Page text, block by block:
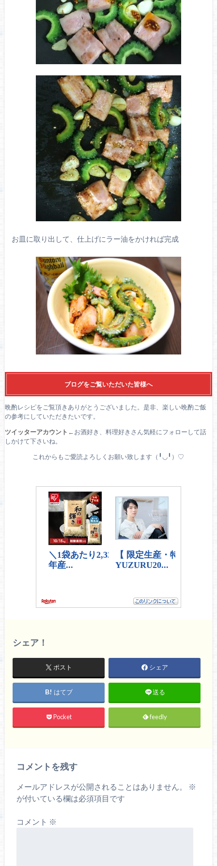
お皿に取り出して、仕上げにラー油をかければ完成
ブログをご覧いただいた皆様へ
晩酌レシピをご覧頂きありがとうございました。是非、楽しい晩酌ご飯
の参考にしていただきたいです。
ツイッターアカウント ←お酒好き、料理好きさん気軽にフォローして話
しかけて下さいね。
これからもご愛読よろしくお願い致します（╹◡╹）♡
シェア！
ポスト シェア
はてブ 送る
Pocket feedly
コメントを残す
メールアドレスが公開されることはありません。
※
が付いている欄は必須項目です
コメント ※